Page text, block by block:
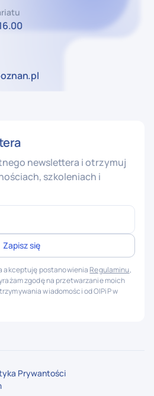
newslettera i otrzymuj
szkoleniach i
akceptuję postanowienia Regulaminu,
zgodę na przetwarzanie moich
wiadomości od OIPiP w
Prywantości